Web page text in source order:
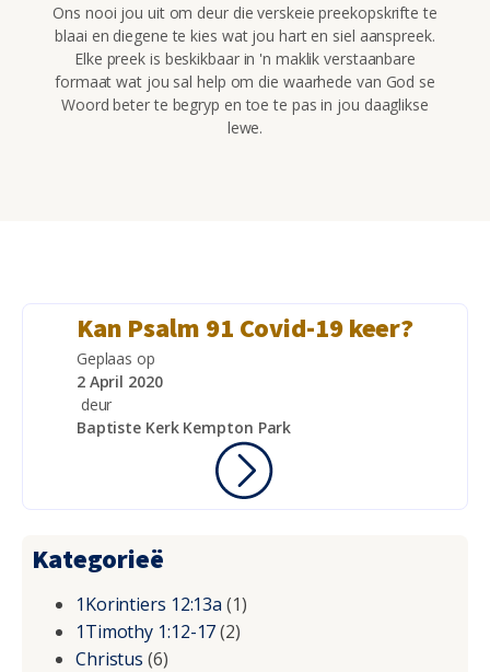
Ons nooi jou uit om deur die verskeie preekopskrifte te
blaai en diegene te kies wat jou hart en siel aanspreek.
Elke preek is beskikbaar in 'n maklik verstaanbare
formaat wat jou sal help om die waarhede van God se
Woord beter te begryp en toe te pas in jou daaglikse
lewe.
Kan Psalm 91 Covid-19 keer?
Geplaas op
2 April 2020
deur
Baptiste Kerk Kempton Park
Kategorieë
1Korintiers 12:13a (1)
1Timothy 1:12-17(2)
Christus (6)